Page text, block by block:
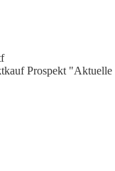
Prospekt "Aktuelle